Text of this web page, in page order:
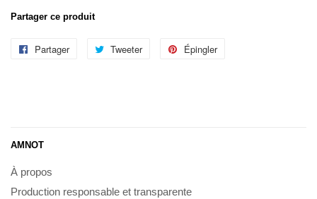
Partager ce produit
Partager
PartagerTweeter
Tweeter Épingler
AMNOT
À propos
Production responsable et transparente